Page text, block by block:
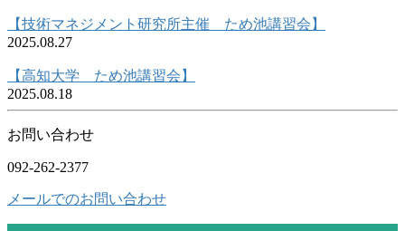
【技術マネジメント研究所主催 ため池講習会】
2025.08.27
【高知大学 ため池講習会】
2025.08.18
お問い合わせ
092-262-2377
メールでのお問い合わせ